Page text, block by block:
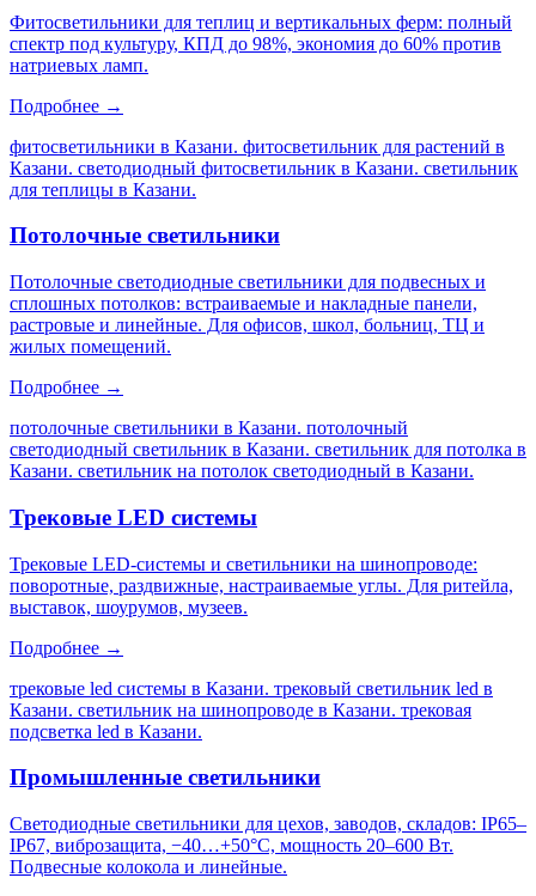
Фитосветильники для теплиц и вертикальных ферм: полный
спектр под культуру, КПД до 98%, экономия до 60% против
натриевых ламп.
Подробнее →
фитосветильники в Казани. фитосветильник для растений в
Казани. светодиодный фитосветильник в Казани. светильник
для теплицы в Казани.
Потолочные светильники
Потолочные светодиодные светильники для подвесных и
сплошных потолков: встраиваемые и накладные панели,
растровые и линейные. Для офисов, школ, больниц, ТЦ и
жилых помещений.
Подробнее →
потолочные светильники в Казани. потолочный
светодиодный светильник в Казани. светильник для потолка в
Казани. светильник на потолок светодиодный в Казани.
Трековые LED системы
Трековые LED-системы и светильники на шинопроводе:
поворотные, раздвижные, настраиваемые углы. Для ритейла,
выставок, шоурумов, музеев.
Подробнее →
трековые led системы в Казани. трековый светильник led в
Казани. светильник на шинопроводе в Казани. трековая
подсветка led в Казани.
Промышленные светильники
Светодиодные светильники для цехов, заводов, складов: IP65–
IP67, виброзащита, −40…+50°C, мощность 20–600 Вт.
Подвесные колокола и линейные.